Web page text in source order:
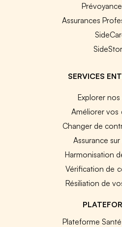
Assurances
SERVICES
Explorer
Améliorer vos
Changer de
Assurance
Harmonisation
Vérification de
Résiliation de
Plateforme